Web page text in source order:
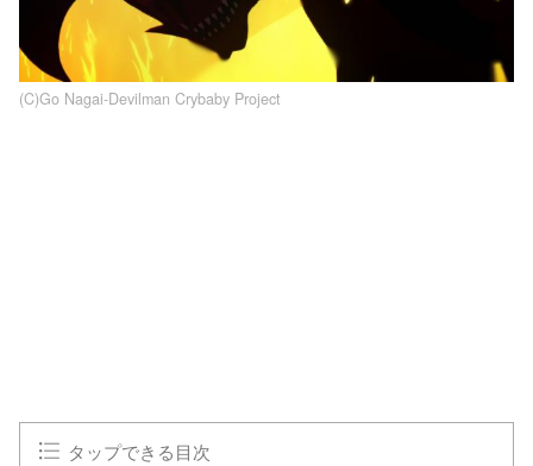
(C)Go Nagai-Devilman Crybaby Project
タップできる目次